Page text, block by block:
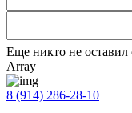
Еще никто не
Array
8 (914) 286-28-10